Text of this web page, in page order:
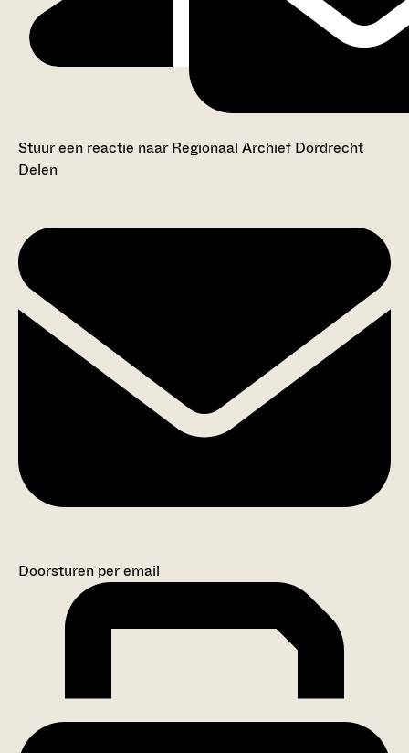
Stuur een reactie naar Regionaal Archief Dordrecht
Delen
Doorsturen per email